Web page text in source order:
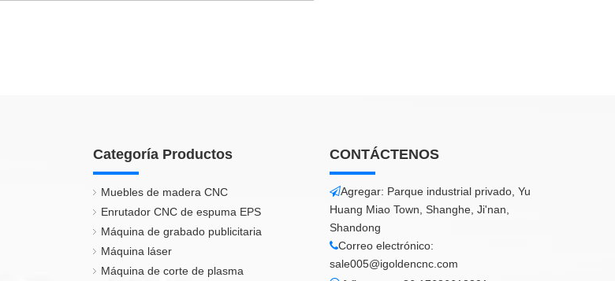
Categoría Productos
Muebles de madera CNC
Enrutador CNC de espuma EPS
Máquina de grabado publicitaria
Máquina láser
Máquina de corte de plasma
CONTÁCTENOS
Agregar: Parque industrial privado, Yu
Huang Miao Town, Shanghe, Ji'nan,
Shandong
Correo electrónico:
sale005@igoldencnc.com